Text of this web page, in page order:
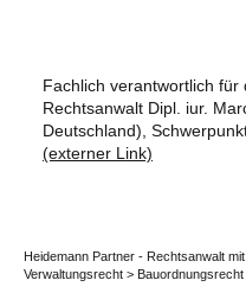
Fachlich verantwortlich für
Rechtsanwalt Dipl. iur.
Deutschland),
(externer Link)
Heidemann Partner - Rechtsanwalt
Verwaltungsrecht > Bauordnungsrecht